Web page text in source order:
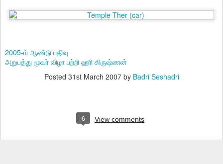
2005-ம் ஆண்டு பதிவு
அறுபத்து மூவர் விழா பற்றி ஹரி கிருஷ்ணன்
Posted 31st March 2007by Badri Seshadri
6 View comments